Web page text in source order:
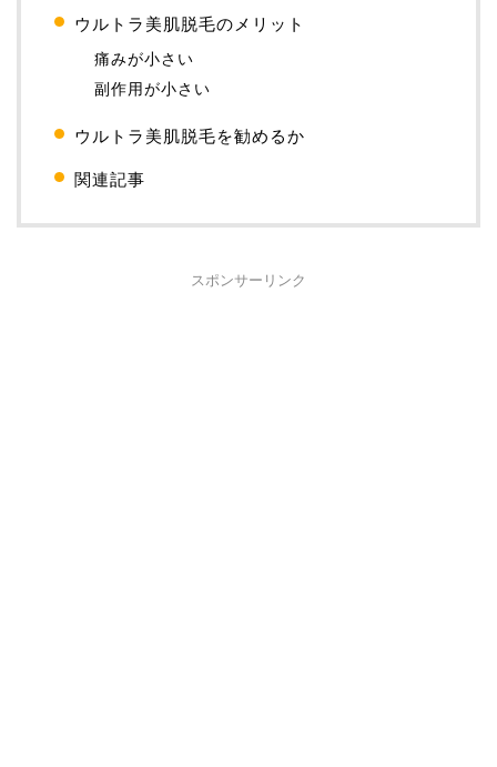
ウルトラ美肌脱毛のメリット
痛みが小さい
副作用が小さい
ウルトラ美肌脱毛を勧めるか
関連記事
スポンサーリンク